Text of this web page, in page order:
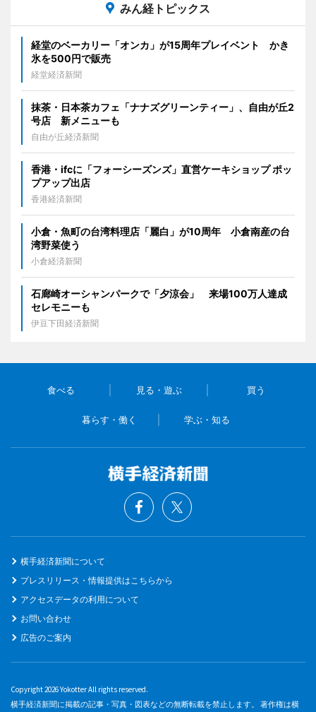
みん経トピックス
経堂のベーカリー「オンカ」が15周年プレイベント かき
氷を500円で販売
経堂経済新聞
抹茶・日本茶カフェ「ナナズグリーンティー」、自由が丘2
号店 新メニューも
自由が丘経済新聞
香港・ifcに「フォーシーズンズ」直営ケーキショップ ポッ
プアップ出店
香港経済新聞
小倉・魚町の台湾料理店「麗白」が10周年 小倉南産の台
湾野菜使う
小倉経済新聞
石廊崎オーシャンパークで「夕涼会」 来場100万人達成
セレモニーも
伊豆下田経済新聞
食べる 見る・遊ぶ 買う
暮らす・働く 学ぶ・知る
横手経済新聞について
プレスリリース・情報提供はこちらから
アクセスデータの利用について
お問い合わせ
広告のご案内
Copyright 2026 Yokotter All rights reserved.
横手経済新聞に掲載の記事・写真・図表などの無断転載を禁止します。 著作権は横